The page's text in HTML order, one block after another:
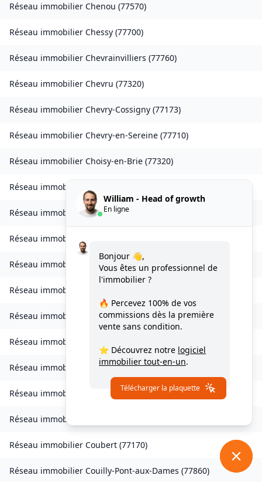
Réseau immobilier Chenou (77570)
Réseau immobilier Chessy (77700)
Réseau immobilier Chevrainvilliers (77760)
Réseau immobilier Chevru (77320)
Réseau immobilier Chevry-Cossigny (77173)
Réseau immobilier Chevry-en-Sereine (77710)
Réseau immobilier Choisy-en-Brie (77320)
Réseau immobilier
Réseau immobilierClaye-Souilly
Réseau immobilier
Réseau immobilier Cocherel (77440)
Réseau immobilier
Réseau immobilier Combs-la-Ville(77380)
Réseau immobilier
Réseau immobilier Conches-sur-Gondoire(77600
Réseau immobilier Condé-Sainte-Libiaire(77450)
Réseau immobilier
Réseau immobilier Coubert (77170)
Réseau immobilier Couilly-Pont-aux-Dames (77860)
William - Head of growth
En ligne
Bonjour 👋,
Vous êtes un professionnel de
l'immobilier ?
🔥 Percevez 100% de vos
commissions dès la première
vente sans condition.
⭐ Découvrez notre logiciel
immobilier tout-en-un.
Télécharger la plaquette